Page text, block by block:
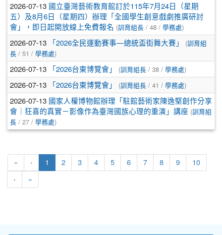
2026-07-13 國立臺灣藝術教育館訂於115年7月24日（星期
五）及8月6日（星期四）辦理「全國學生創意戲劇推廣研討
會」，即日起開放線上免費報名 (訓育組長 / 48 / 學務處)
2026-07-13 「2026全民運動賽事—總統盃街舞大賽」 (訓育組
長 / 51 / 學務處)
2026-07-13 「2026台東博覽會」 (訓育組長 / 38 / 學務處)
2026-07-13 「2026台東博覽會」 (訓育組長 / 41 / 學務處)
2026-07-13 國家人權博物館辦理「駐館藝術家陳逸堅創作分享
會｜狂喜的真實－影像作為臺灣國族心理的重演」講座 (訓育組
長 / 27 / 學務處)
« ‹ 1 (current)
2 3 4 5 6 7 8 9 10
› »